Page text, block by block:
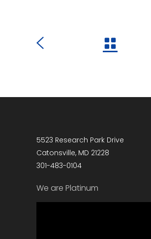
5523 Research Park Drive
Catonsville, MD 21228
301-483-0104
We are Platinum